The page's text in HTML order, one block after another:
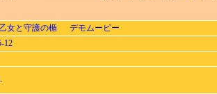
女と守護の楯 デモムービー
12